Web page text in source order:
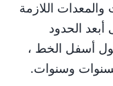
والمعدات اللازمة
الحدود
أسفل الخط ،
وسنوات.